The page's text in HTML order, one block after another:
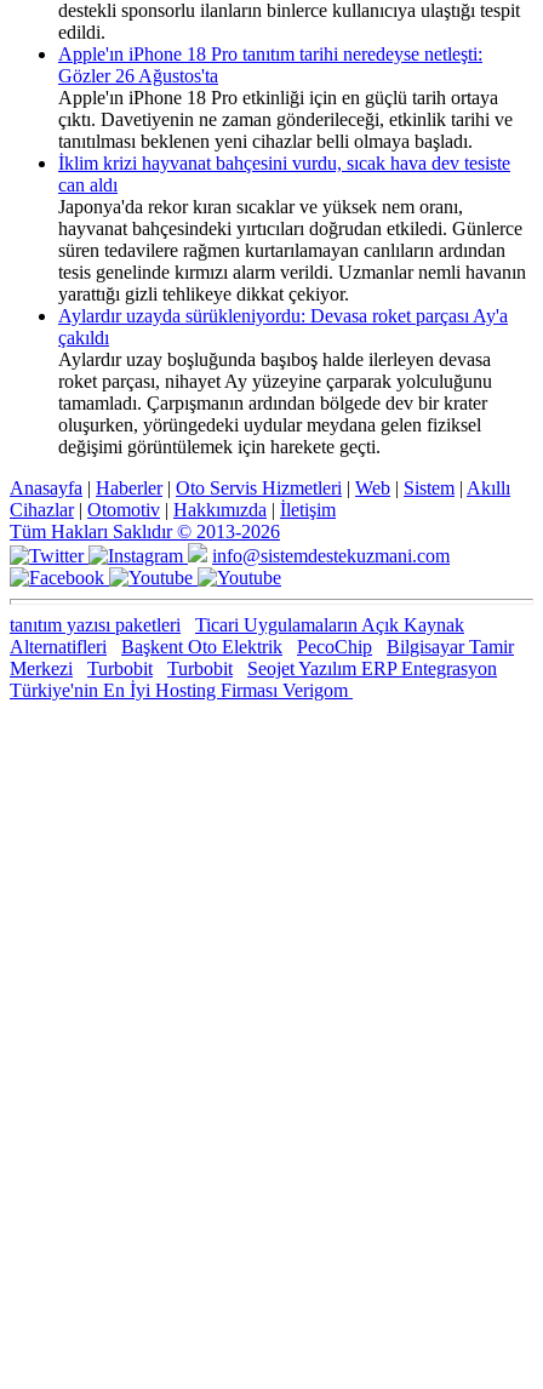
destekli sponsorlu ilanların binlerce kullanıcıya ulaştığı tespit
edildi.
Apple'ın iPhone 18 Pro tanıtım tarihi neredeyse netleşti:
Gözler 26 Ağustos'ta
Apple'ın iPhone 18 Pro etkinliği için en güçlü tarih ortaya
çıktı. Davetiyenin ne zaman gönderileceği, etkinlik tarihi ve
tanıtılması beklenen yeni cihazlar belli olmaya başladı.
İklim krizi hayvanat bahçesini vurdu, sıcak hava dev tesiste
can aldı
Japonya'da rekor kıran sıcaklar ve yüksek nem oranı,
hayvanat bahçesindeki yırtıcıları doğrudan etkiledi. Günlerce
süren tedavilere rağmen kurtarılamayan canlıların ardından
tesis genelinde kırmızı alarm verildi. Uzmanlar nemli havanın
yarattığı gizli tehlikeye dikkat çekiyor.
Aylardır uzayda sürükleniyordu: Devasa roket parçası Ay'a
çakıldı
Aylardır uzay boşluğunda başıboş halde ilerleyen devasa
roket parçası, nihayet Ay yüzeyine çarparak yolculuğunu
tamamladı. Çarpışmanın ardından bölgede dev bir krater
oluşurken, yörüngedeki uydular meydana gelen fiziksel
değişimi görüntülemek için harekete geçti.
Anasayfa | Haberler| Oto Servis Hizmetleri | Web | Sistem | Akıllı
Cihazlar| Otomotiv | Hakkımızda | İletişim
Tüm Hakları Saklıdır © 2013-2026
info@sistemdestekuzmani.com
tanıtım yazısı paketleri
Ticari Uygulamaların Açık Kaynak
Alternatifleri
Başkent Oto Elektrik PecoChip
Bilgisayar Tamir
Merkezi
Turbobit Turbobit
Seojet Yazılım ERP Entegrasyon
Türkiye'nin En İyi Hosting Firması Verigom